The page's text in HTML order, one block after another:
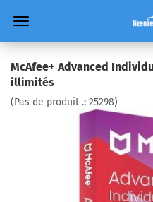
McAfee+ Advanced
illimités
(Pas de produit .: 25298)